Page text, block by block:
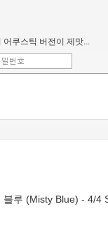
어쿠스틱 버전이 제맛...
블루 (Misty Blue) - 4/4